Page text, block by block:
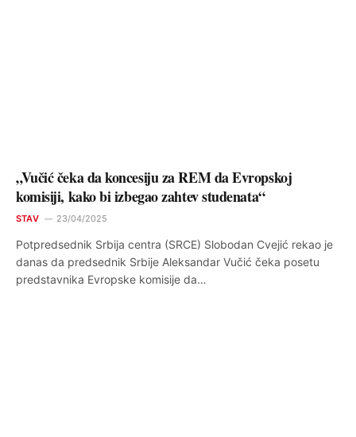
„Vučić čeka da koncesiju za REM da Evropskoj
komisiji, kako bi izbegao zahtev studenata“
STAV 23/04/2025
Potpredsednik Srbija centra (SRCE) Slobodan Cvejić rekao je
danas da predsednik Srbije Aleksandar Vučić čeka posetu
predstavnika Evropske komisije da…